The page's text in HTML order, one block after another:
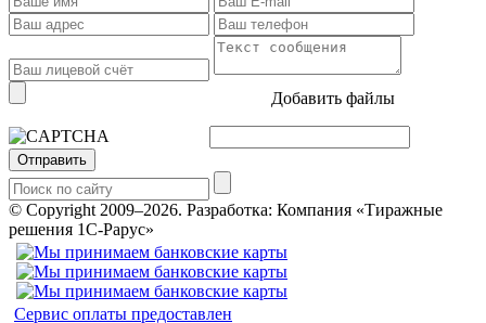
Добавить файлы
Отправить
© Copyright 2009–2026. Разработка: Компания «Тиражные
решения 1С-Рарус»
Сервис оплаты предоставлен